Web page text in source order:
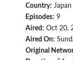
Country: Japan
Episodes: 9
Aired: Oct 20,
Aired On:
Original